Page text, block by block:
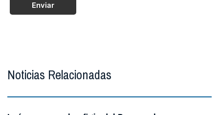
Enviar
Noticias Relacionadas